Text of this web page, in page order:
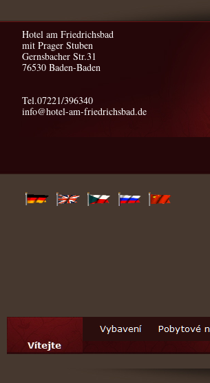
Hotel am Friedrichsbad
mit Prager Stuben
Gernsbacher Str.31
76530 Baden-Baden
Tel.07221/396340
info@hotel-am-friedrichsbad.de